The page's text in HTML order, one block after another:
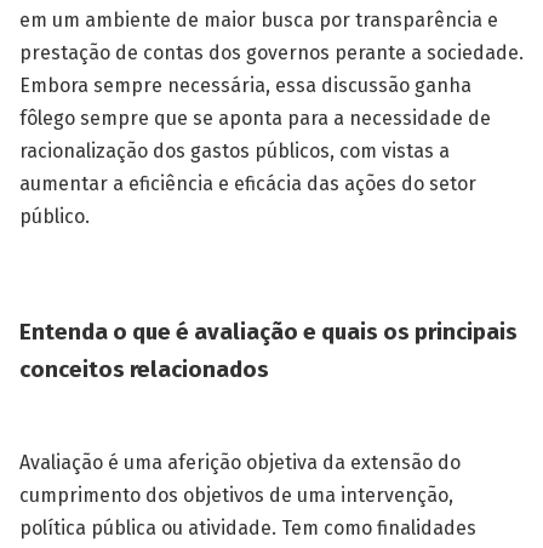
em um ambiente de maior busca por transparência e
prestação de contas dos governos perante a sociedade.
Embora sempre necessária, essa discussão ganha
fôlego sempre que se aponta para a necessidade de
racionalização dos gastos públicos, com vistas a
aumentar a eficiência e eficácia das ações do setor
público.
Entenda o que é avaliação e quais os principais
conceitos relacionados
Avaliação é uma aferição objetiva da extensão do
cumprimento dos objetivos de uma intervenção,
política pública ou atividade. Tem como finalidades